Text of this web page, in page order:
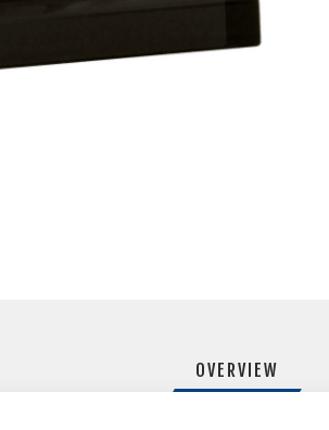
OVERVIEW